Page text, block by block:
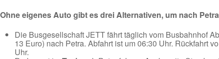
Ohne eigenes Auto gibt es drei Alternativen, um nach
Die BusgesellschaftJETTfährt täglich vom Busbahnhof
13 Euro) nach Petra. Abfahrt ist um 06:30 Uhr. Rückfahrt
Uhr.